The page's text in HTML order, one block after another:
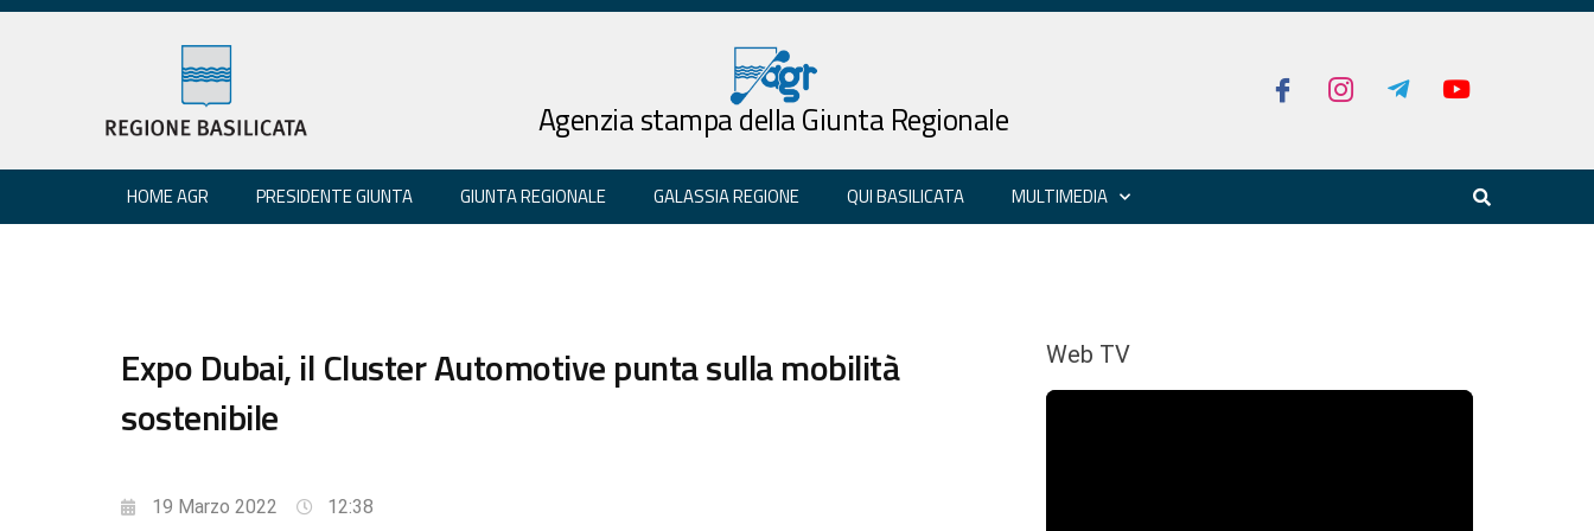
Agenzia stampa della Giunta Regionale
HOME AGR PRESIDENTE GIUNTA GIUNTA REGIONALE GALASSIA REGIONE QUI BASILICATA MULTIMEDIA
Expo Dubai, il Cluster Automotive punta sulla mobilità
sostenibile
19 Marzo 2022 12:38
Web TV